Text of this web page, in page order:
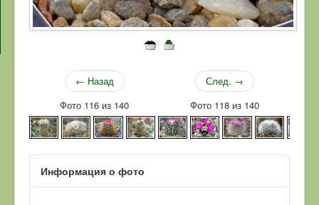
← Назад
Фото 116 из 140
След. →
Фото 118 из 140
Информация о фото